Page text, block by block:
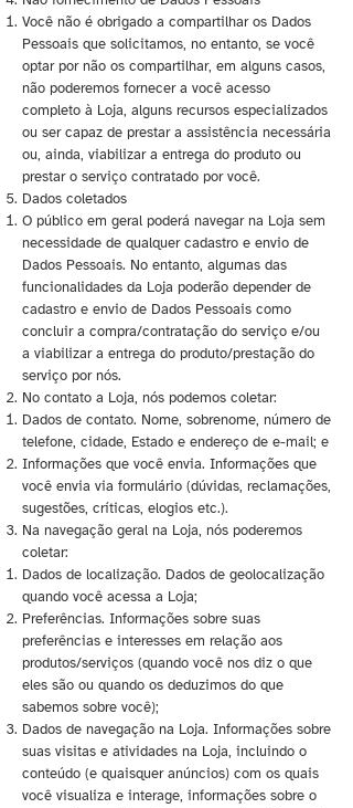
Você não é obrigado a compartilhar os Dados
Pessoais que solicitamos, no entanto, se você
optar por não os compartilhar, em alguns casos,
não poderemos fornecer a você acesso
completo à Loja, alguns recursos especializados
ou ser capaz de prestar a assistência necessária
ou, ainda, viabilizar a entrega do produto ou
prestar o serviço contratado por você.
Dados coletados
O público em geral poderá navegar na Loja sem
necessidade de qualquer cadastro e envio de
Dados Pessoais. No entanto, algumas das
funcionalidades da Loja poderão depender de
cadastro e envio de Dados Pessoais como
concluir a compra/contratação do serviço e/ou
a viabilizar a entrega do produto/prestação do
serviço por nós.
No contato a Loja, nós podemos coletar:
Dados de contato. Nome, sobrenome, número de
telefone, cidade, Estado e endereço de e-mail; e
Informações que você envia. Informações que
você envia via formulário (dúvidas, reclamações,
sugestões, críticas, elogios etc.).
Na navegação geral na Loja, nós poderemos
coletar:
Dados de localização. Dados de geolocalização
quando você acessa a Loja;
Preferências. Informações sobre suas
preferências e interesses em relação aos
produtos/serviços (quando você nos diz o que
eles são ou quando os deduzimos do que
sabemos sobre você);
Dados de navegação na Loja. Informações sobre
suas visitas e atividades na Loja, incluindo o
conteúdo (e quaisquer anúncios) com os quais
você visualiza e interage, informações sobre o